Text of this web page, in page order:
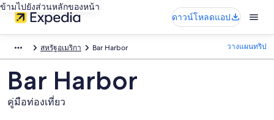
ข้ามไปยังส่วนหลักของหน้า
ดาวน์โหลดแอป
สหรัฐอเมริกา Bar Harbor วางแผนทริป
Bar Harbor
คู่มือท่องเที่ยว